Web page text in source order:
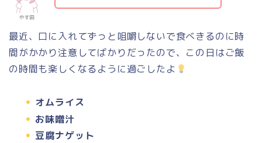
やす田
最近、口に入れてずっと咀嚼しないで食べきるのに時
間がかかり注意してばかりだったので、この日はご飯
の時間も楽しくなるように過ごしたよ
オムライス
お味噌汁
豆腐ナゲット